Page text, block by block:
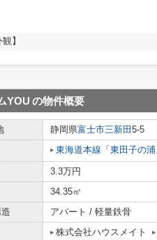
観】
YOU の物件概要
静岡県富士市三新田 5-5
東海道本線 「 東田子の浦
3.3万円
34.35㎡
アパート / 軽量鉄骨
株式会社ハウスメイト